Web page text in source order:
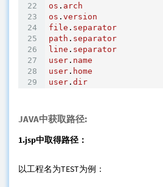
os . arch
os . version
file . separator
path . separator
line . separator
user . name
user . home
user . dir
JAVA中获取路径:
1.jsp中取得路径：
以工程名为TEST为例：